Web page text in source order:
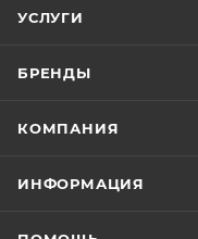
Максимальная цена
Серия
Страна
Гарантия